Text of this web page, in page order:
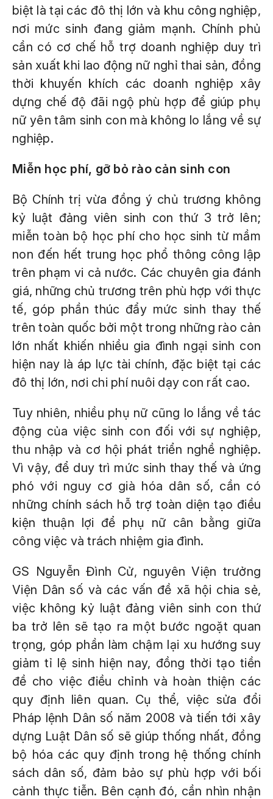
biệt là tại các đô thị lớn và khu công nghiệp,
nơi mức sinh đang giảm mạnh. Chính phủ
cần có cơ chế hỗ trợ doanh nghiệp duy trì
sản xuất khi lao động nữ nghỉ thai sản, đồng
thời khuyến khích các doanh nghiệp xây
dựng chế độ đãi ngộ phù hợp để giúp phụ
nữ yên tâm sinh con mà không lo lắng về sự
nghiệp.
Miễn học phí, gỡ bỏ rào cản sinh con
Bộ Chính trị vừa đồng ý chủ trương không
kỷ luật đảng viên sinh con thứ 3 trở lên;
miễn toàn bộ học phí cho học sinh từ mầm
non đến hết trung học phổ thông công lập
trên phạm vi cả nước. Các chuyên gia đánh
giá, những chủ trương trên phù hợp với thực
tế, góp phần thúc đẩy mức sinh thay thế
trên toàn quốc bởi một trong những rào cản
lớn nhất khiến nhiều gia đình ngại sinh con
hiện nay là áp lực tài chính, đặc biệt tại các
đô thị lớn, nơi chi phí nuôi dạy con rất cao.
Tuy nhiên, nhiều phụ nữ cũng lo lắng về tác
động của việc sinh con đối với sự nghiệp,
thu nhập và cơ hội phát triển nghề nghiệp.
Vì vậy, để duy trì mức sinh thay thế và ứng
phó với nguy cơ già hóa dân số, cần có
những chính sách hỗ trợ toàn diện tạo điều
kiện thuận lợi để phụ nữ cân bằng giữa
công việc và trách nhiệm gia đình.
GS Nguyễn Đình Cử, nguyên Viện trưởng
Viện Dân số và các vấn đề xã hội chia sẻ,
việc không kỷ luật đảng viên sinh con thứ
ba trở lên sẽ tạo ra một bước ngoặt quan
trọng, góp phần làm chậm lại xu hướng suy
giảm tỉ lệ sinh hiện nay, đồng thời tạo tiền
đề cho việc điều chỉnh và hoàn thiện các
quy định liên quan. Cụ thể, việc sửa đổi
Pháp lệnh Dân số năm 2008 và tiến tới xây
dựng Luật Dân số sẽ giúp thống nhất, đồng
bộ hóa các quy định trong hệ thống chính
sách dân số, đảm bảo sự phù hợp với bối
cảnh thực tiễn. Bên cạnh đó, cần nhìn nhận